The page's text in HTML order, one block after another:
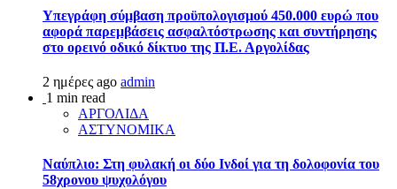
Υπεγράφη σύμβαση προϋπολογισμού 450.000 ευρώ που
αφορά παρεμβάσεις ασφαλτόστρωσης και συντήρησης
στο ορεινό οδικό δίκτυο της Π.Ε. Αργολίδας
2 ημέρες ago admin
1 min read
ΑΡΓΟΛΙΔΑ
ΑΣΤΥΝΟΜΙΚΑ
Ναύπλιο: Στη φυλακή οι δύο Ινδοί για τη δολοφονία του
58χρονου ψυχολόγου